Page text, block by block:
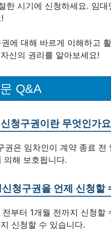
한 시기에 신청하세요. 임
에 대해 바르게 이해하고
신의 권리를 알아보세요!
Q&A
청구권이란 무엇인가
권은 임차인이 계약 종료
의해 보호됩니다.
청구권을 언제 신청할
부터 1개월 전까지 신청할
신청할 수 있습니다.